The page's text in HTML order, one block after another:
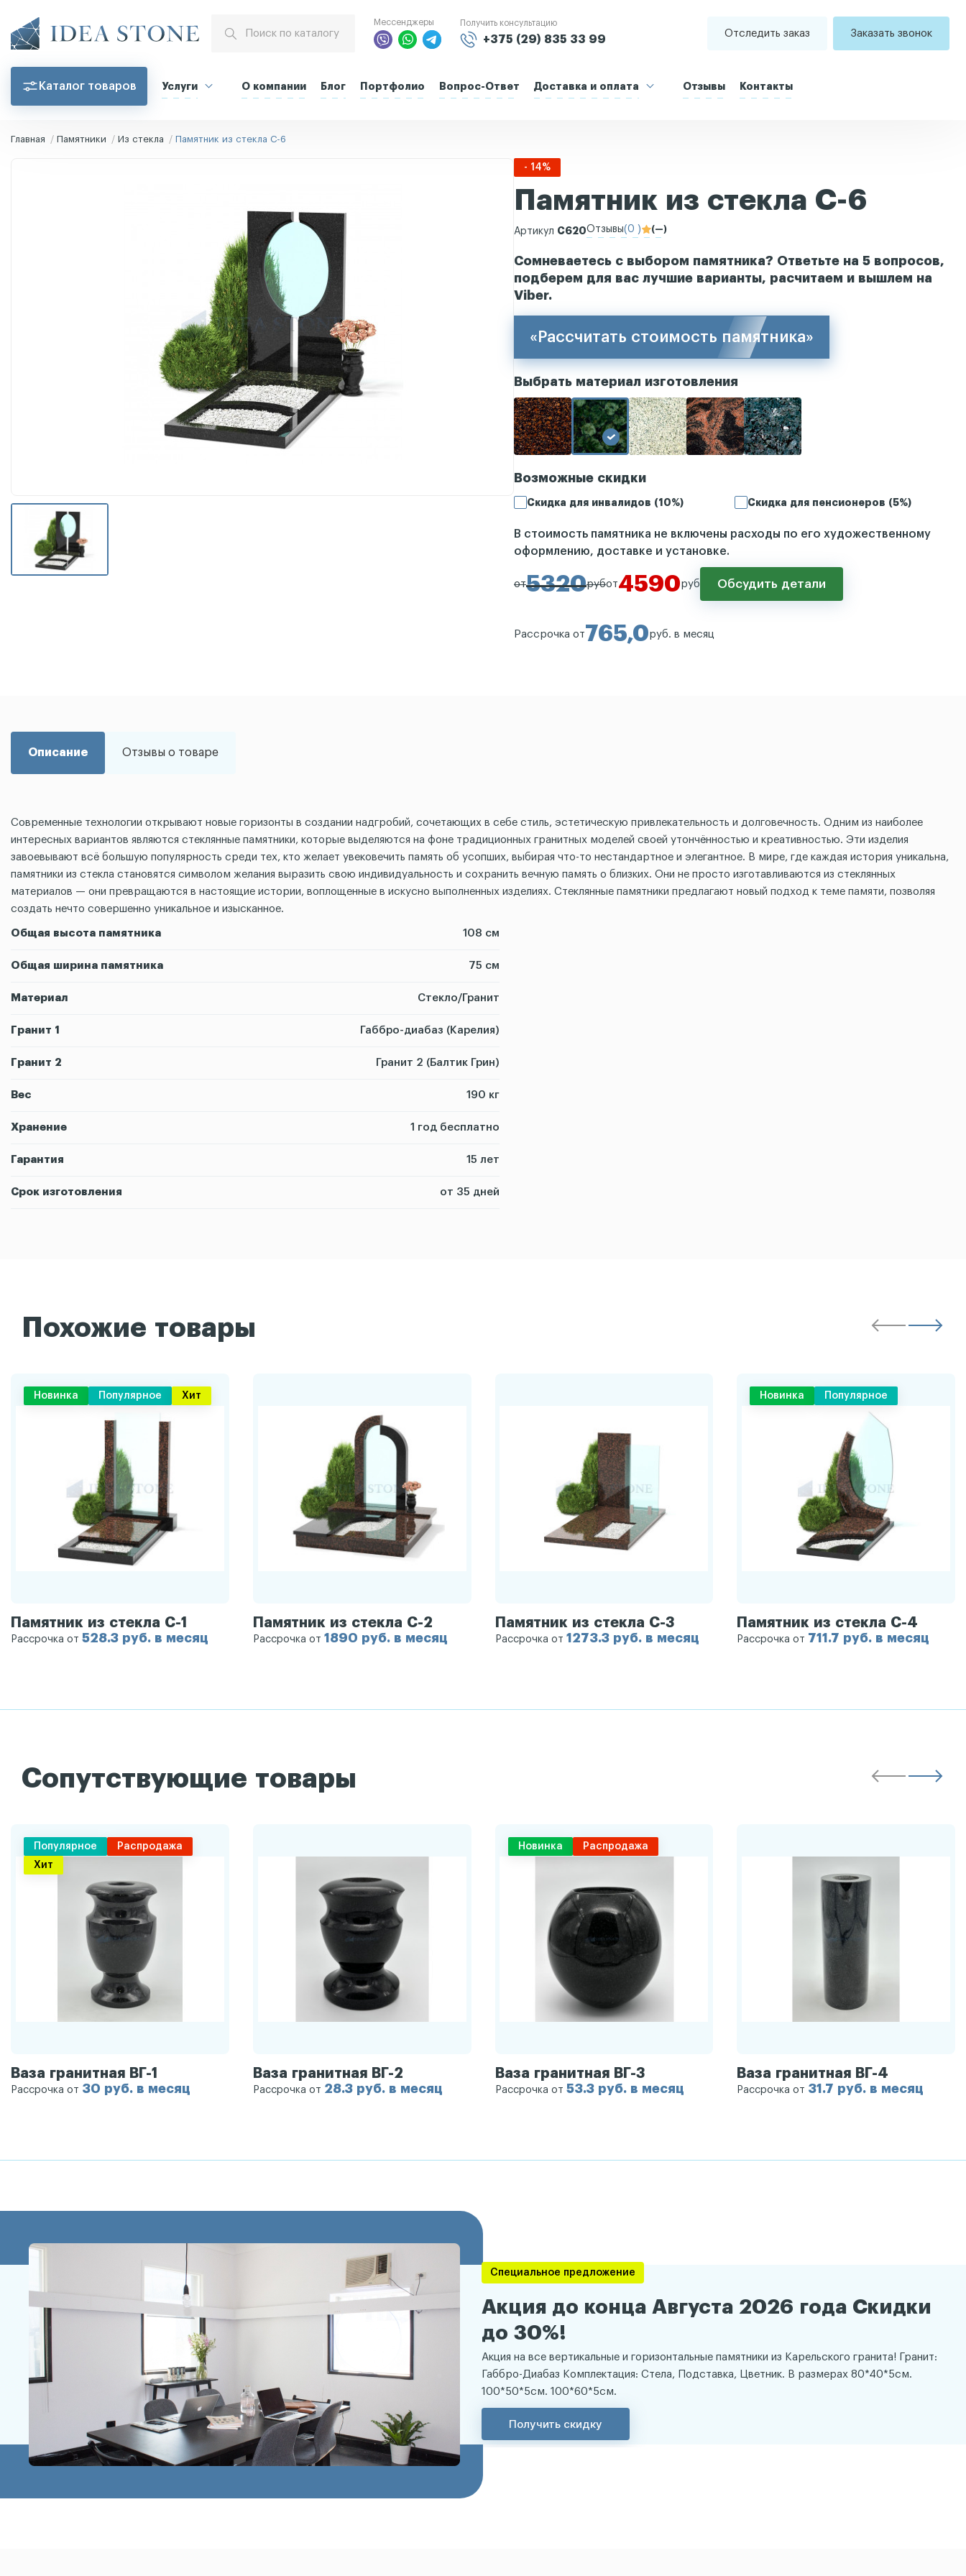
Мессенджеры Получить консультацию
+375 (29) 835 33 99
Отследить заказ Заказать звонок
Каталог товаров Услуги О компании Блог Портфолио Вопрос-Ответ Доставка и оплата Отзывы Контакты
Главная Памятники Из стекла Памятник из стекла С-6
- 14%
Памятник из стекла С-6
Артикул С620Отзывы(0 ) (—)
Сомневаетесь с выбором памятника? Ответьте на 5 вопросов,
подберем для вас лучшие варианты, расчитаем и вышлем на
Viber.
«Рассчитать стоимость памятника»
Выбрать материал изготовления
Возможные скидки
Скидка для инвалидов (10%) Скидка для пенсионеров (5%)
В стоимость памятника не включены расходы по его художественному
оформлению, доставке и установке.
от5320рубот4590руб Обсудить детали
Рассрочка от765,0руб. в месяц
Описание Отзывы о товаре
Современные технологии открывают новые горизонты в создании надгробий, сочетающих в себе стиль, эстетическую привлекательность и долговечность. Одним из наиболее
интересных вариантов являются стеклянные памятники, которые выделяются на фоне традиционных гранитных моделей своей утончённостью и креативностью. Эти изделия
завоевывают всё большую популярность среди тех, кто желает увековечить память об усопших, выбирая что-то нестандартное и элегантное. В мире, где каждая история уникальна,
памятники из стекла становятся символом желания выразить свою индивидуальность и сохранить вечную память о близких. Они не просто изготавливаются из стеклянных
материалов — они превращаются в настоящие истории, воплощенные в искусно выполненных изделиях. Стеклянные памятники предлагают новый подход к теме памяти, позволяя
создать нечто совершенно уникальное и изысканное.
Общая высота памятника 108 см
Общая ширина памятника 75 см
Материал Стекло/Гранит
Гранит 1 Габбро-диабаз (Карелия)
Гранит 2 Гранит 2 (Балтик Грин)
Вес 190 кг
Хранение 1 год бесплатно
Гарантия 15 лет
Срок изготовления от 35 дней
Похожие товары
Новинка Популярное Хит
Памятник из стекла С-1
Рассрочка от 528.3 руб. в месяц
Памятник из стекла С-2
Рассрочка от 1890 руб. в месяц
Памятник из стекла С-3
Рассрочка от 1273.3 руб. в месяц
Новинка Популярное
Памятник из стекла С-4
Рассрочка от 711.7 руб. в месяц
Сопутствующие товары
Популярное
Распродажа
Хит
Ваза гранитная ВГ-1
Рассрочка от 30 руб. в месяц
Ваза гранитная ВГ-2
Рассрочка от 28.3 руб. в месяц
Новинка Распродажа
Ваза гранитная ВГ-3
Рассрочка от 53.3 руб. в месяц
Ваза гранитная ВГ-4
Рассрочка от 31.7 руб. в месяц
Специальное предложение
Акция до конца Августа 2026 года Скидки
до 30%!
Акция на все вертикальные и горизонтальные памятники из Карельского гранита! Гранит:
Габбро-Диабаз Комплектация: Стела, Подставка, Цветник. В размерах 80*40*5см.
100*50*5см. 100*60*5см.
Получить скидку